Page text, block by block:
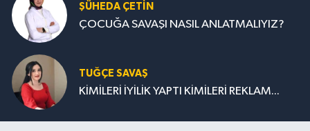
ŞÜHEDA ÇETİN
ÇOCUĞA SAVAŞI NASIL ANLATMALIYIZ?
TUĞÇE SAVAŞ
KİMİLERİ İYİLİK YAPTI KİMİLERİ REKLAM...